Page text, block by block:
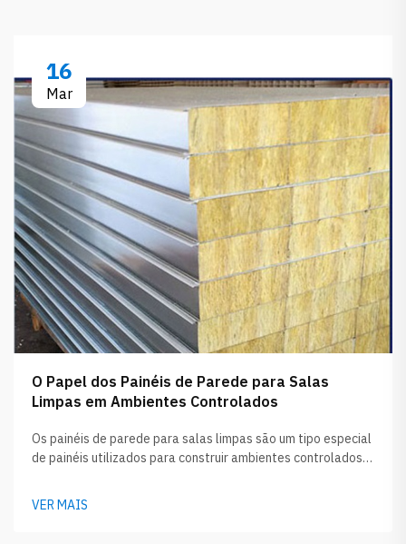
16
Mar
O Papel dos Painéis de Parede para Salas
Limpas em Ambientes Controlados
Os painéis de parede para salas limpas são um tipo especial
de painéis utilizados para construir ambientes controlados
limpo de poeira, germes e outras partículas. Quando você
imagina uma sala limpa, é como um local extremamente
VER MAIS